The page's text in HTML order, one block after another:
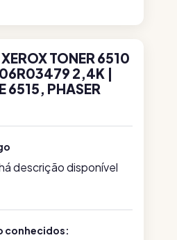
TONER 6510
2,4K |
6515, PHASER
descrição disponível
conhecidos: